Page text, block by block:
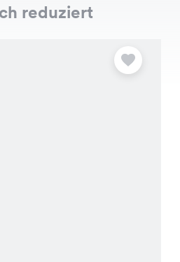
reduziert